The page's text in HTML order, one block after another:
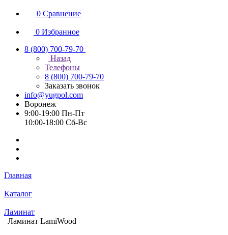
0 Сравнение
0 Избранное
8 (800) 700-79-70
Назад
Телефоны
8 (800) 700-79-70
Заказать звонок
info@yugpol.com
Воронеж
9:00-19:00 Пн-Пт
10:00-18:00 Cб-Вс
Главная
Каталог
Ламинат
Ламинат LamiWood